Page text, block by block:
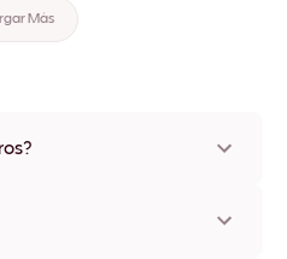
Más
marco, incluidas opciones sin